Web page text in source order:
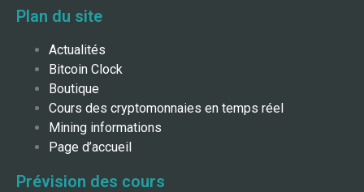
Plan du site
Actualités
Bitcoin Clock
Boutique
Cours des cryptomonnaies en temps réel
Mining informations
Page d’accueil
Prévision des cours